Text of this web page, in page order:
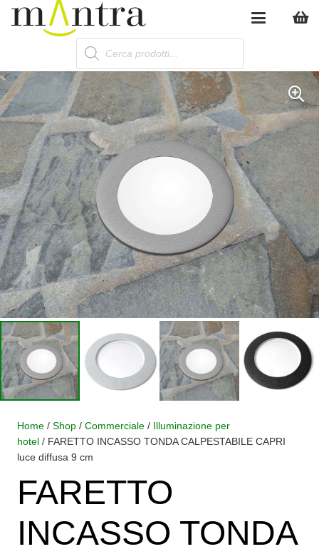
Products
search
Home / Shop / Commerciale / Illuminazione per
hotel / FARETTO INCASSO TONDA CALPESTABILE CAPRI
luce diffusa 9 cm
FARETTO
INCASSO TONDA